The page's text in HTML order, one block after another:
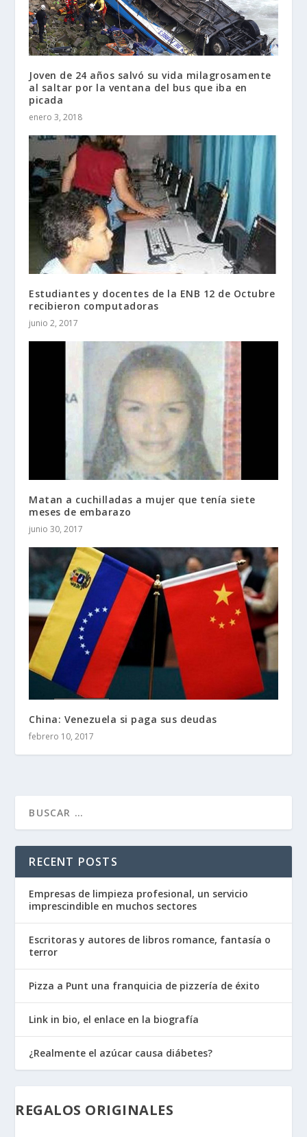
Joven de 24 años salvó su vida milagrosamente
al saltar por la ventana del bus que iba en
picada
enero 3, 2018
Estudiantes y docentes de la ENB 12 de Octubre
recibieron computadoras
junio 2, 2017
Matan a cuchilladas a mujer que tenía siete
meses de embarazo
junio 30, 2017
China: Venezuela si paga sus deudas
febrero 10, 2017
RECENT POSTS
Empresas de limpieza profesional, un servicio
imprescindible en muchos sectores
Escritoras y autores de libros romance, fantasía o
terror
Pizza a Punt una franquicia de pizzería de éxito
Link in bio, el enlace en la biografía
¿Realmente el azúcar causa diábetes?
REGALOS ORIGINALES